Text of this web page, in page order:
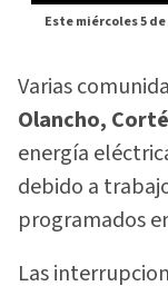
Este miércoles 5
Varias
Olancho,
energía
debido a
programados
Las